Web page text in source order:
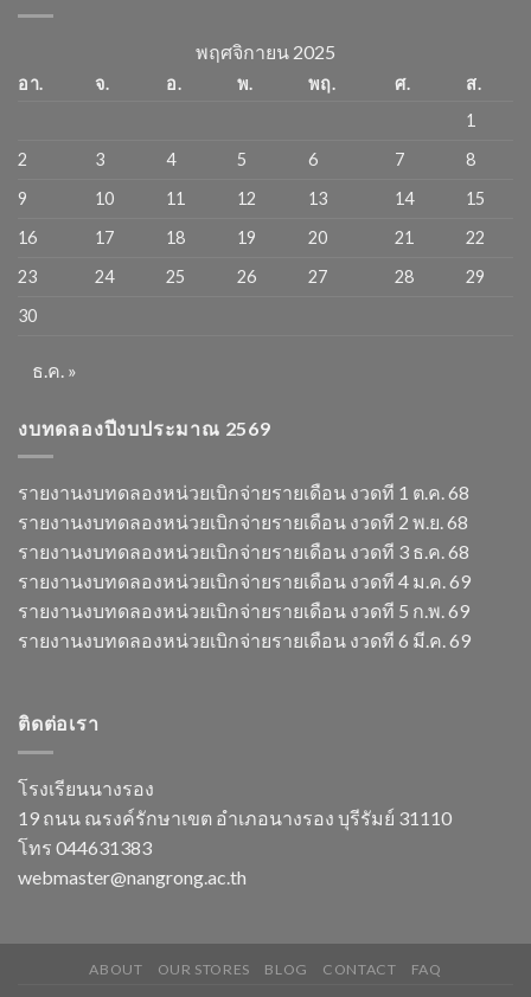
พฤศจิกายน 2025
อา. จ. อ. พ. พฤ. ศ.
ส.
1
2
3 4 5 6 7
8
9
10 11 12 13 14
15
16
17 18 19 20 21
22
23
24 25 26 27 28
29
30
ธ.ค. »
งบทดลองปีงบประมาณ 2569
รายงานงบทดลองหน่วยเบิกจ่ายรายเดือน งวดที 1 ต.ค. 68
รายงานงบทดลองหน่วยเบิกจ่ายรายเดือน งวดที 2 พ.ย. 68
รายงานงบทดลองหน่วยเบิกจ่ายรายเดือน งวดที 3 ธ.ค. 68
รายงานงบทดลองหน่วยเบิกจ่ายรายเดือน งวดที 4 ม.ค. 69
รายงานงบทดลองหน่วยเบิกจ่ายรายเดือน งวดที 5 ก.พ. 69
รายงานงบทดลองหน่วยเบิกจ่ายรายเดือน งวดที 6 มี.ค. 69
ติดต่อเรา
โรงเรียนนางรอง
19 ถนน ณรงค์รักษาเขต อำเภอนางรอง บุรีรัมย์ 31110
โทร 044631383
webmaster@nangrong.ac.th
ABOUT OUR STORES BLOG CONTACT FAQ